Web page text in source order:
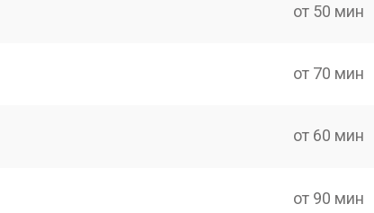
от 50 мин
от 70 мин
от 60 мин
от 90 мин